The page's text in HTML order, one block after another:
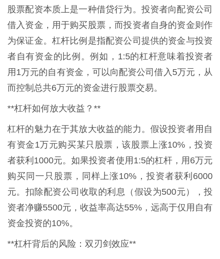
股票配资本质上是一种借贷行为。投资者向配资公司
借入资金，用于购买股票，而投资者自身的资金则作
为保证金。杠杆比例是指配资公司提供的资金与投资
者自有资金的比例。例如，1:5的杠杆意味着投资者
用1万元的自有资金，可以向配资公司借入5万元，从
而控制总共6万元的资金进行股票交易。
**杠杆如何放大收益？**
杠杆的魅力在于其放大收益的能力。假设投资者用自
有资金1万元购买某只股票，该股票上涨10%，投资
者获利1000元。如果投资者使用1:5的杠杆，用6万元
购买同一只股票，同样上涨10%，投资者获利6000
元。扣除配资公司收取的利息（假设为500元），投
资者净赚5500元，收益率高达55%，远高于仅用自有
资金投资的10%。
**杠杆背后的风险：双刃剑效应**